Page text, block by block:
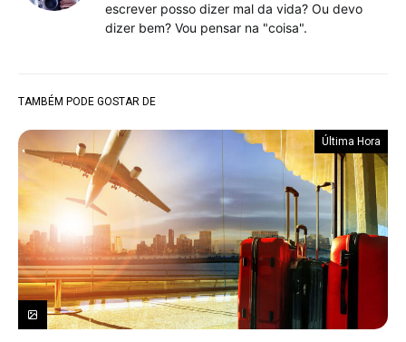
escrever posso dizer mal da vida? Ou devo
dizer bem? Vou pensar na "coisa".
TAMBÉM PODE GOSTAR DE
Última Hora